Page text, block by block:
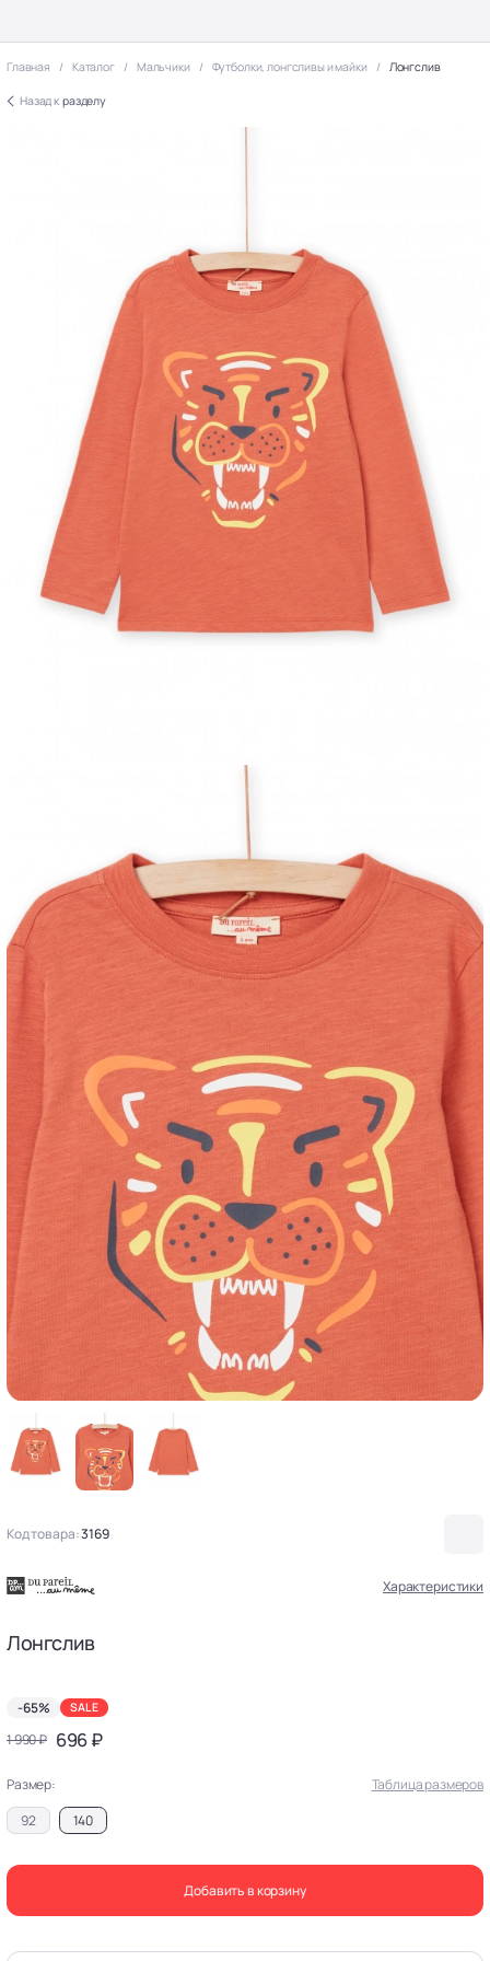
Главная Каталог Мальчики Футболки, лонгсливы и майки Лонгслив
Назад к разделу
Код товара:3169
Характеристики
Лонгслив
-65% SALE
1 990 ₽ 696 ₽
Размер:
Таблица размеров
92
140
Добавить в корзину